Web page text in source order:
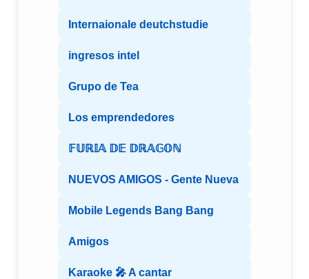
Internaionale deutchstudie
ingresos intel
Grupo de Tea
Los emprendedores
𝔽𝕌ℝ𝕀𝔸 𝔻𝔼 𝔻ℝ𝔸𝔾𝕆ℕ
NUEVOS AMIGOS - Gente Nueva
Mobile Legends Bang Bang
Amigos
Karaoke 🎤 A cantar